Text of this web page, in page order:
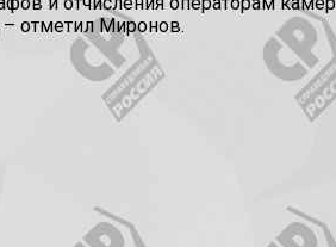
отметил Миронов.